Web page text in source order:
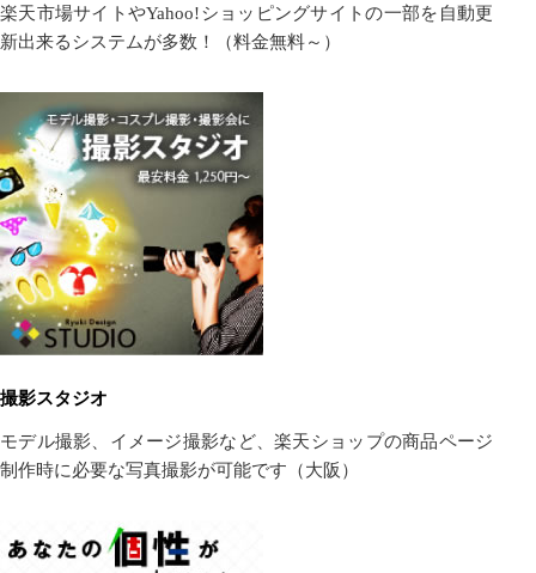
楽天市場サイトやYahoo!ショッピングサイトの一部を自動更
新出来るシステムが多数！（料金無料～）
撮影スタジオ
モデル撮影、イメージ撮影など、楽天ショップの商品ページ
制作時に必要な写真撮影が可能です（大阪）